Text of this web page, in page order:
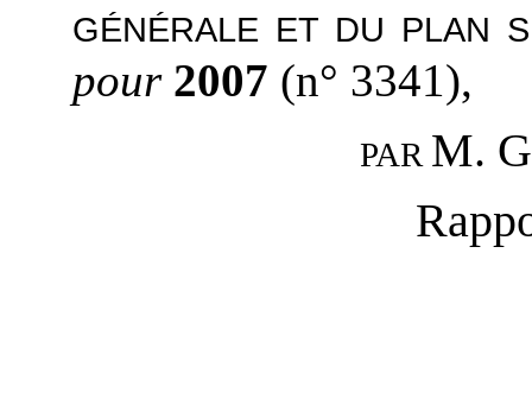
GÉNÉRALE ET DU PLAN
pour2007 (n° 3341),
PAR M. G